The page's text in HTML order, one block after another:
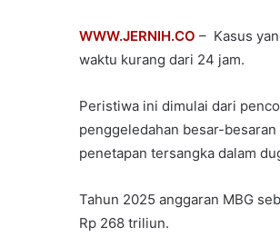
WWW.JERNIH.CO – Kasus
waktu kurang dari 24 jam.
Peristiwa ini dimulai dari
penggeledahan besar-
penetapan tersangka dalam
Tahun 2025 anggaran MBG
Rp 268 triliun.